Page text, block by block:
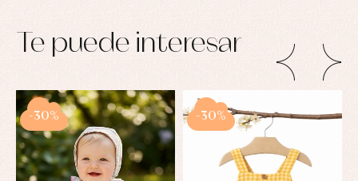
Te puede interesar
-30% -30%